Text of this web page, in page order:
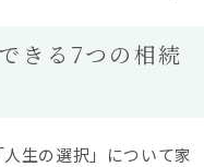
きる7つの相続
生の選択」について家